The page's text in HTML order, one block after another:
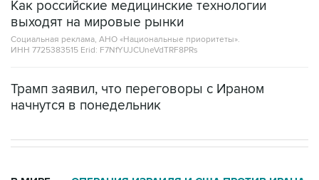
Как российские медицинские технологии
выходят на мировые рынки
Социальная реклама, АНО «Национальные приоритеты».
ИНН 7725383515 Erid: F7NfYUJCUneVdTRF8PRs
Трамп заявил, что переговоры с Ираном
начнутся в понедельник